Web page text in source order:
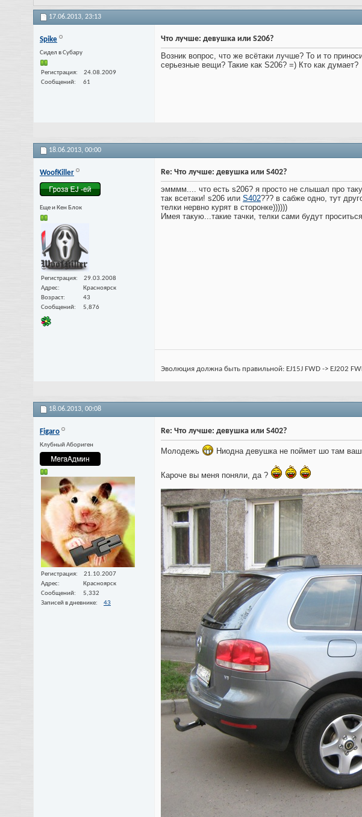
17.06.2013, 23:13
Spike
Cидел в Субару
Регистрация
24.08.2009
Сообщений
61
Что лучше: девушка или S206?
Возник вопрос, что же всётаки лучше? То и то
серьезные вещи? Такие как S206? =) Кто как думает?
18.06.2013, 00:00
WoofKiller
Еще и Кен Блок
Регистрация
29.03.2008
Адрес
Красноярск
Возраст
43
Сообщений
5,876
Re: Что лучше: девушка или S402?
эмммм.... что есть s206? я просто не слышал про
так всетаки! s206 или S402??? в сабже одно, тут
телки нервно курят в сторонке))))))
Имея такую...такие тачки, телки сами будут
Эволюция должна быть правильной: EJ15J FWD -> EJ202
18.06.2013, 00:08
Figaro
Клубный Абориген
Регистрация
21.10.2007
Адрес
Красноярск
Сообщений
5,332
Записей в дневнике
43
Re: Что лучше: девушка или S402?
Молодежь Ниодна девушка не поймет шо там
Кароче вы меня поняли, да ?